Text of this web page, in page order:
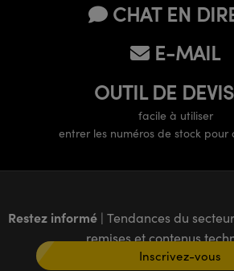
CHAT EN
E-MAIL
OUTIL DE DEVIS
facile à utiliser
entrer les numéros de stock pour
Restez informé | Tendances du
remises et contenus
Inscrivez-vous